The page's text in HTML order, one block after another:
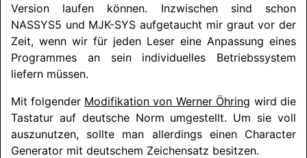
Version laufen können. Inzwischen sind schon
NASSYS5 und MJK-SYS aufgetaucht mir graut vor der
Zeit, wenn wir für jeden Leser eine Anpassung eines
Programmes an sein individuelles Betriebssystem
liefern müssen.
Mit folgender Modifikation von Werner Öhring wird die
Tastatur auf deutsche Norm umgestellt. Um sie voll
auszunutzen, sollte man allerdings einen Character
Generator mit deutschem Zeichensatz besitzen.